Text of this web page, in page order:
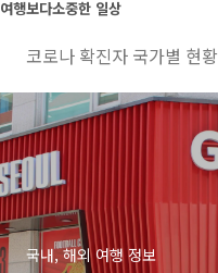
본문 바로가기
여행보다소중한 일상
코로나 확진자 국가별 현황
국내, 해외 여행 정보